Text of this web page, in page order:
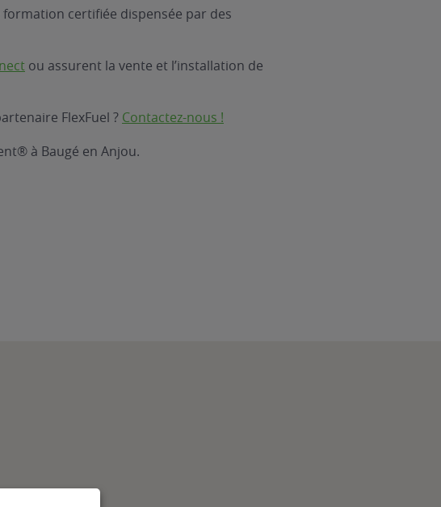
certifiée dispensée par des
ou assurent la vente et l’installation de
FlexFuel ? Contactez-nous !
à Baugé en Anjou.